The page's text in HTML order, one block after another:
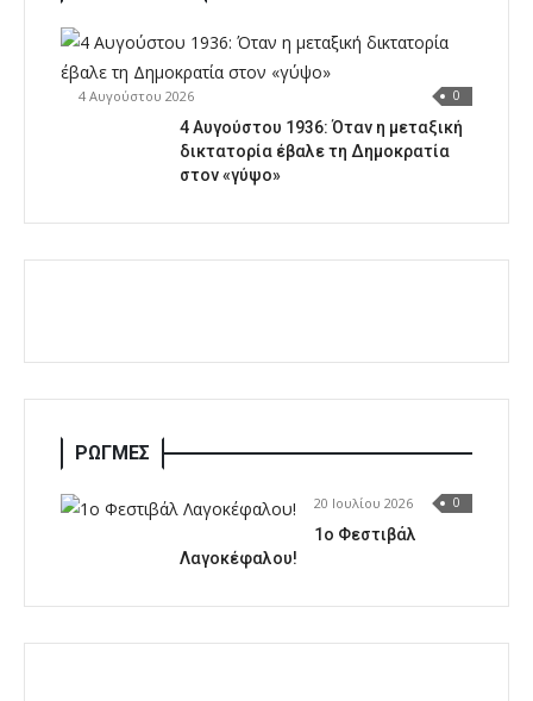
4 Αυγούστου 2026 0
4 Αυγούστου 1936: Όταν η μεταξική
δικτατορία έβαλε τη Δημοκρατία
στον «γύψο»
ΡΩΓΜΕΣ
20 Ιουλίου 2026 0
1o Φεστιβάλ
Λαγοκέφαλου!